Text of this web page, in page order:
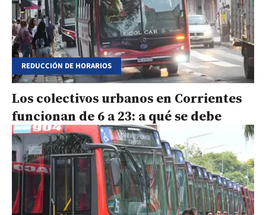
REDUCCIÓN DE HORARIOS
Los colectivos urbanos en Corrientes
funcionan de 6 a 23: a qué se debe